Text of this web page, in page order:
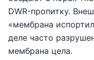
DWR-пропитку.
«мембрана
деле часто
мембрана цела.